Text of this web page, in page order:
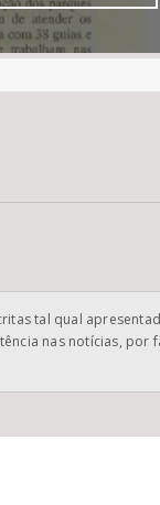
tal qual
nas notícias,